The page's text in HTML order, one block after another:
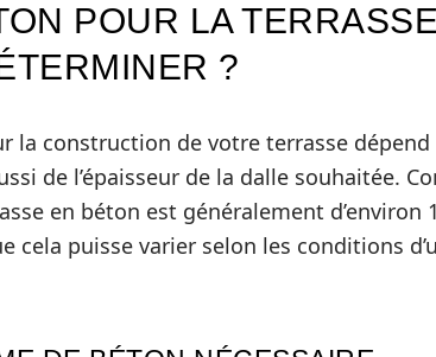
POUR LA
?
la construction de votre terrasse
de l’épaisseur de la dalle souhaitée.
en béton est généralement d’environ
cela puisse varier selon les conditions